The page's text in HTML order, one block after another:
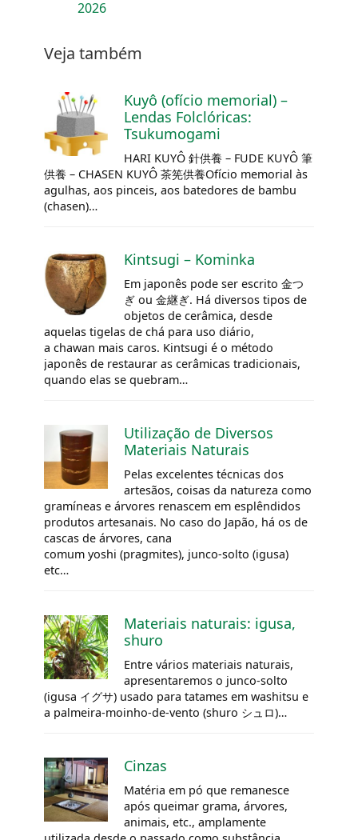
2026
Veja também
Kuyô (ofício memorial) –
Lendas Folclóricas:
Tsukumogami
HARI KUYÔ 針供養 – FUDE KUYÔ 筆
供養 – CHASEN KUYÔ 茶筅供養Ofício memorial às
agulhas, aos pinceis, aos batedores de bambu
(chasen)…
Kintsugi – Kominka
Em japonês pode ser escrito 金つ
ぎ ou 金継ぎ. Há diversos tipos de
objetos de cerâmica, desde
aquelas tigelas de chá para uso diário,
a chawan mais caros. Kintsugi é o método
japonês de restaurar as cerâmicas tradicionais,
quando elas se quebram…
Utilização de Diversos
Materiais Naturais
Pelas excelentes técnicas dos
artesãos, coisas da natureza como
gramíneas e árvores renascem em esplêndidos
produtos artesanais. No caso do Japão, há os de
cascas de árvores, cana
comum yoshi (pragmites), junco-solto (igusa)
etc…
Materiais naturais: igusa,
shuro
Entre vários materiais naturais,
apresentaremos o junco-solto
(igusa イグサ) usado para tatames em washitsu e
a palmeira-moinho-de-vento (shuro シュロ)…
Cinzas
Matéria em pó que remanesce
após queimar grama, árvores,
animais, etc., amplamente